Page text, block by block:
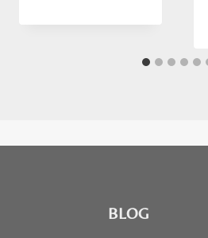
BLOG